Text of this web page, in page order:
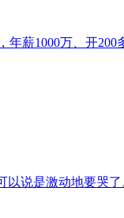
薪1000万、开200
说是激动地要哭